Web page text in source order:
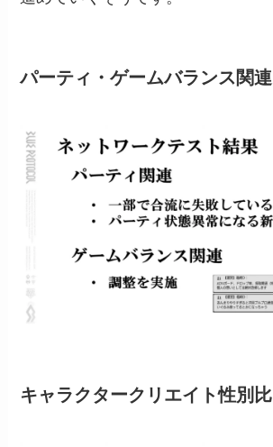
パーティ・ゲームバランス関連
キャラクタークリエイト性別比